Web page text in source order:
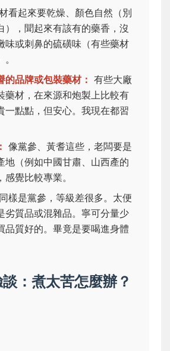
看起來要乾燥、顏色自然（別
），聞起來有該有的藥香，沒
味或刺鼻的硫磺味（有些藥材
的品牌或包裝藥材： 有些大廠
藥材，在來源和炮製上比較有
一點點，但安心。我現在都習
像黨參、黃耆這些，老闆要是
地（例如中國甘肅、山西產的
覺比較專業。
同樣是黨參，等級差很多。太便
劣質品或混雜品。寧可分量少
品質好的。畢竟是要喝進身體
：煮太苦怎麼辦？